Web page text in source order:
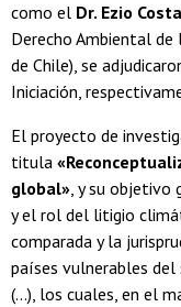
como el Dr. Ezio
Derecho Ambiental
de Chile), se
Iniciación,
El proyecto de
titula
global», y su objetivo
y el rol del litigio
comparada y la
países vulnerables
(…), los cuales, en el